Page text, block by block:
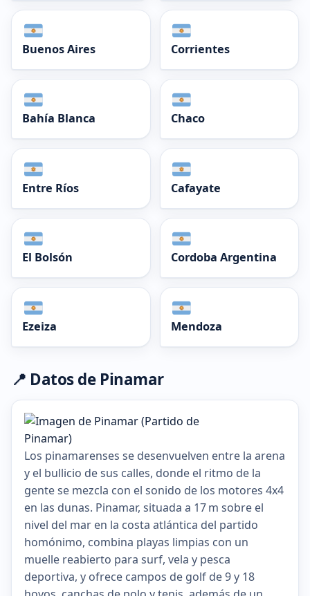
Buenos Aires Corrientes
Bahía Blanca Chaco
Entre Ríos Cafayate
El Bolsón Cordoba Argentina
Ezeiza Mendoza
📍 Datos de Pinamar
Los pinamarenses se desenvuelven entre la arena
y el bullicio de sus calles, donde el ritmo de la
gente se mezcla con el sonido de los motores 4x4
en las dunas. Pinamar, situada a 17 m sobre el
nivel del mar en la costa atlántica del partido
homónimo, combina playas limpias con un
muelle reabierto para surf, vela y pesca
deportiva, y ofrece campos de golf de 9 y 18